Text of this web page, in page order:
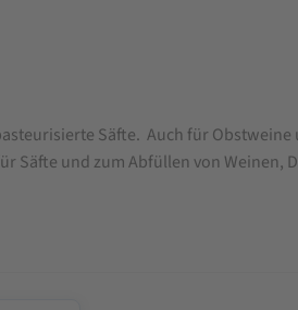
Säfte. Auch für
Säfte und zum Abfüllen von